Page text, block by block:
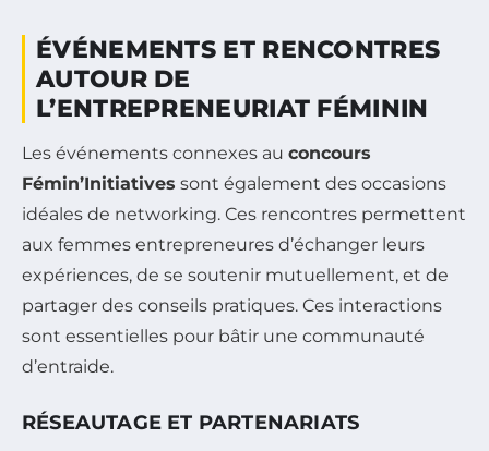
ÉVÉNEMENTS ET RENCONTRES
AUTOUR DE
L’ENTREPRENEURIAT FÉMININ
Les événements connexes au concours
Fémin’Initiatives sont également des occasions
idéales de networking. Ces rencontres permettent
aux femmes entrepreneures d’échanger leurs
expériences, de se soutenir mutuellement, et de
partager des conseils pratiques. Ces interactions
sont essentielles pour bâtir une communauté
d’entraide.
RÉSEAUTAGE ET PARTENARIATS